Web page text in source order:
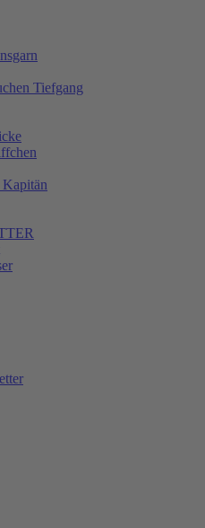
Tiefgang